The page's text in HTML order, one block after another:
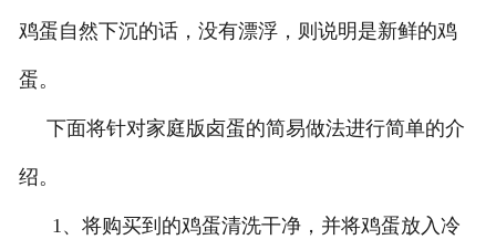
鸡蛋自然下沉的话，没有漂浮，则说明是新鲜的鸡
蛋。
下面将针对家庭版卤蛋的简易做法进行简单的介
绍。
1、将购买到的鸡蛋清洗干净，并将鸡蛋放入冷